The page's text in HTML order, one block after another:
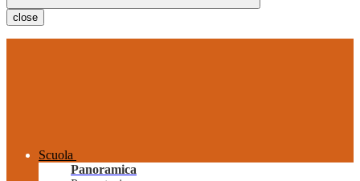
close
Scuola
Panoramica